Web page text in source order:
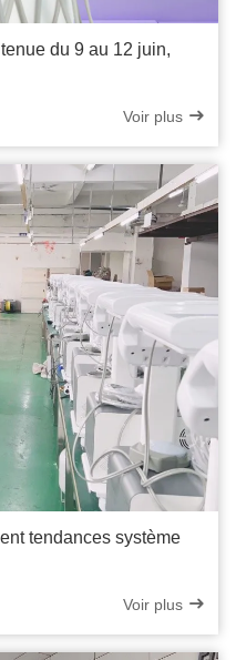
du 9 au 12 juin,
Voir plus
tendances système
Voir plus